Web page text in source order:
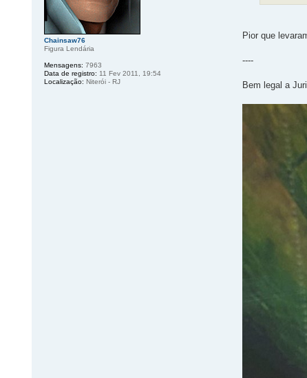
Pior que
----
Bem legal a
Chainsaw76
Figura Lendária
Mensagens: 7963
Data de registro: 11 Fev 2011, 19:54
Localização: Niterói - RJ